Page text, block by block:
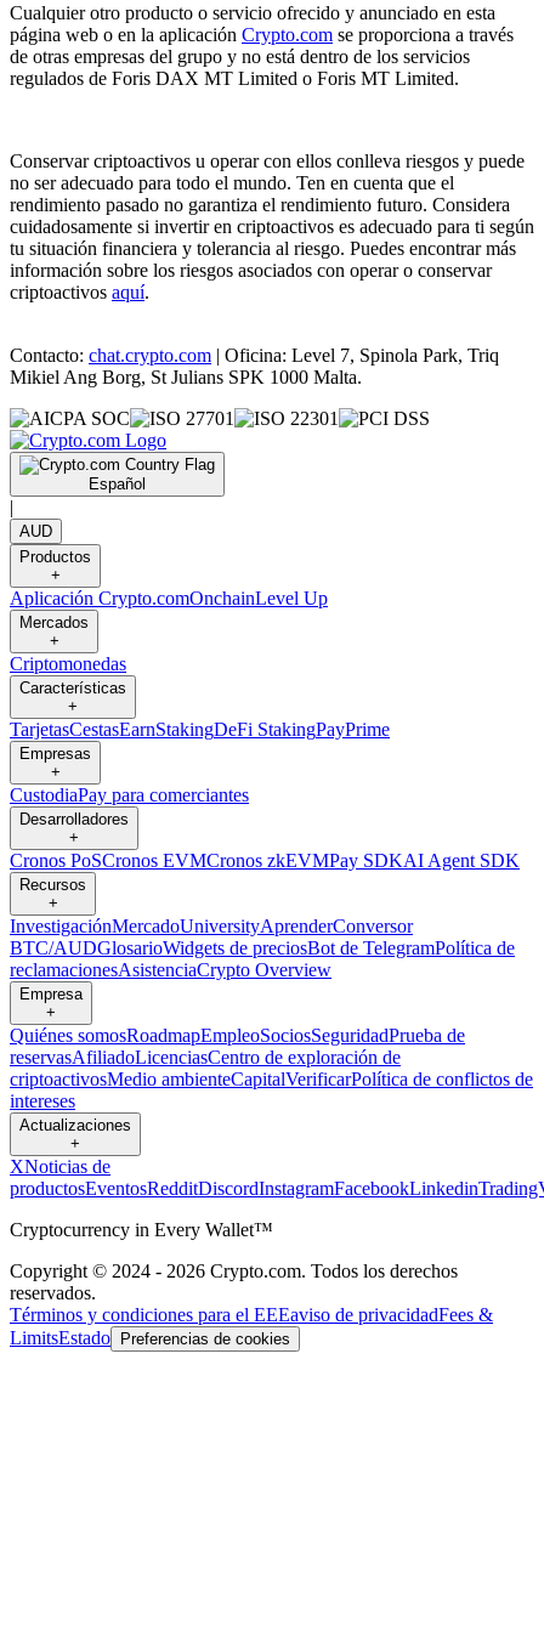
Cualquier otro producto o servicio ofrecido y anunciado en esta
página web o en la aplicación Crypto.com se proporciona a través
de otras empresas del grupo y no está dentro de los servicios
regulados de Foris DAX MT Limited o Foris MT Limited.
Conservar criptoactivos u operar con ellos conlleva riesgos y puede
no ser adecuado para todo el mundo. Ten en cuenta que el
rendimiento pasado no garantiza el rendimiento futuro. Considera
cuidadosamente si invertir en criptoactivos es adecuado para ti según
tu situación financiera y tolerancia al riesgo. Puedes encontrar más
información sobre los riesgos asociados con operar o conservar
criptoactivos aquí.
Contacto: chat.crypto.com | Oficina: Level 7, Spinola Park, Triq
Mikiel Ang Borg, St Julians SPK 1000 Malta.
Español
|
AUD
Productos
+
Aplicación Crypto.comOnchainLevel Up
Mercados
+
Criptomonedas
Características
+
TarjetasCestasEarnStakingDeFi StakingPayPrime
Empresas
+
CustodiaPay para comerciantes
Desarrolladores
+
Cronos PoSCronos EVMCronos zkEVMPay SDKAI Agent SDK
Recursos
+
InvestigaciónMercadoUniversityAprenderConversor
BTC/AUDGlosarioWidgets de preciosBot de TelegramPolítica de
reclamacionesAsistenciaCrypto Overview
Empresa
+
Quiénes somosRoadmapEmpleoSociosSeguridadPrueba de
reservasAfiliadoLicenciasCentro de exploración de
criptoactivosMedio ambienteCapitalVerificarPolítica de conflictos de
intereses
Actualizaciones
+
XNoticias de
productosEventosRedditDiscordInstagramFacebookLinkedin
Cryptocurrency in Every Wallet™
Copyright © 2024 - 2026 Crypto.com. Todos los derechos
reservados.
Términos y condiciones para el EEEaviso de privacidadFees &
LimitsEstado Preferencias de cookies